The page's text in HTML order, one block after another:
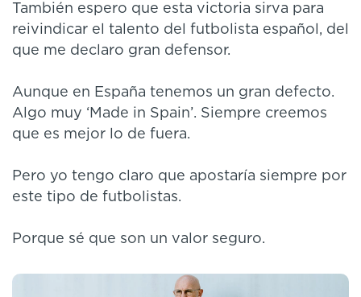
También espero que esta victoria sirva para
reivindicar el talento del futbolista español, del
que me declaro gran defensor.
Aunque en España tenemos un gran defecto.
Algo muy ‘Made in Spain’. Siempre creemos
que es mejor lo de fuera.
Pero yo tengo claro que apostaría siempre por
este tipo de futbolistas.
Porque sé que son un valor seguro.